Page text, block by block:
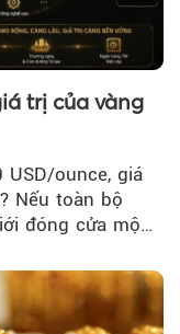
trị của vàng
ounce, giá
Nếu toàn bộ
đóng cửa một